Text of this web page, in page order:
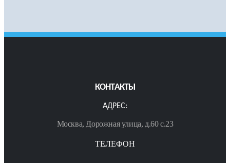
КОНТАКТЫ
АДРЕС:
Москва, Дорожная улица, д.60 с.23
ТЕЛЕФОН